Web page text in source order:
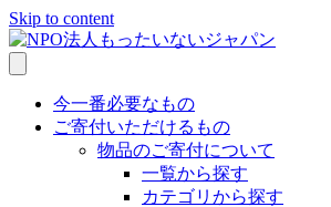
Skip to content
今一番必要なもの
ご寄付いただけるもの
物品のご寄付について
一覧から探す
カテゴリから探す